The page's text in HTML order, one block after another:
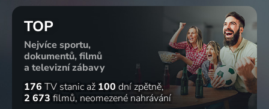
TOP
Nejvíce sportu,
dokumentů, filmů
a televizní zábavy
176 TV stanic až 100 dní zpětně
2 673 filmů neomezené nahrávání